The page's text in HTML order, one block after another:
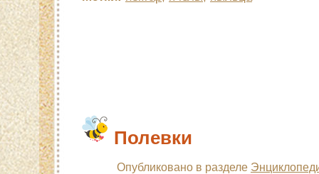
Полевки
Опубликовано в разделе